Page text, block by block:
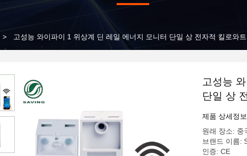
> 고성능 와이파이 1 위상계 딘 레일 에너지 모니터 단일 상 전자적 킬로와
고성능
단일 상
제품 상세정보
원래 장소: 중
브랜드 이름:
인증: CE